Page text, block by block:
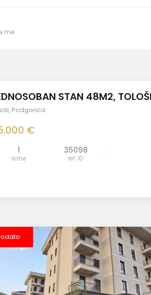
STAN 48M2,
, Podgorica
€
1
sobe
35098
ref. ID